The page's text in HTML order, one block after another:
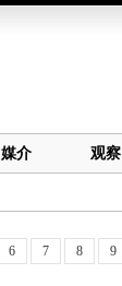
媒介 观察
6 7 8 9